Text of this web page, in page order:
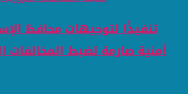
تنفيذًا لتوجيهات محافظ
أمنية صارمة لضبط المخالفات